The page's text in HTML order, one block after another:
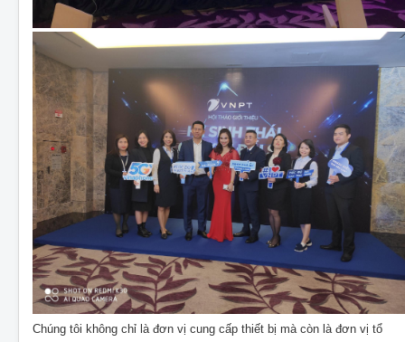
Chúng tôi không chỉ là đơn vị cung cấp thiết bị mà còn là đơn vị tổ